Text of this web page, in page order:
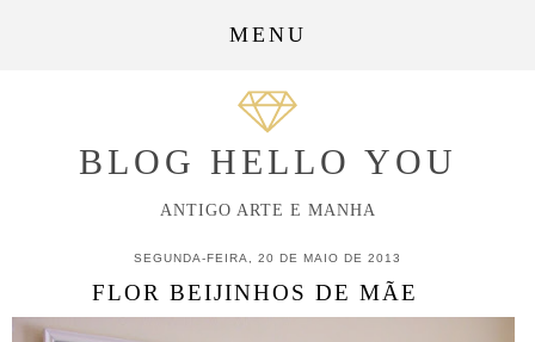
MENU
BLOG HELLO YOU
ANTIGO ARTE E MANHA
SEGUNDA-FEIRA, 20 DE MAIO DE 2013
FLOR BEIJINHOS DE MÃE